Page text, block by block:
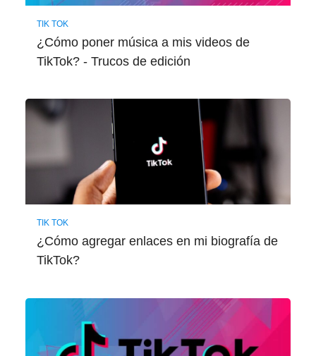
TIK TOK
¿Cómo poner música a mis videos de
TikTok? - Trucos de edición
TIK TOK
¿Cómo agregar enlaces en mi biografía de
TikTok?